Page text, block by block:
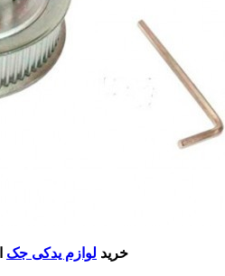
خرید لوازم یدکی جک